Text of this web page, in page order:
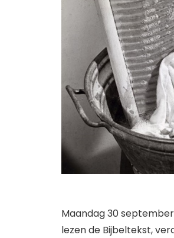
Maandag 30
lezen de Bijbeltekst,